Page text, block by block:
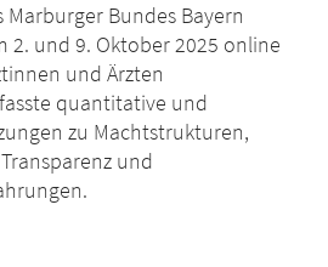
Bundes Bayern
2. und 9. Oktober 2025 online
und Ärzten
quantitative und
zu Machtstrukturen,
und